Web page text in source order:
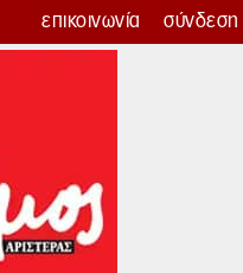
επικοινωνία σύνδεση